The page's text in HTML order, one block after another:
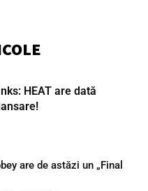
HEAT are dată
are de astăzi un „Final